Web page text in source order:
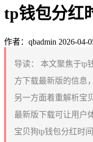
tp钱包分红
作者：qbadmin 2026-04-
导读：
本文聚焦于tp
方下载最新版的信息
另一方面着重解析宝
最新版下载可让用户
宝贝狗tp钱包分红时